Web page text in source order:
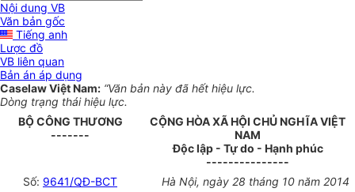
Nội dung VB
Văn bản gốc
Tiếng anh
Lược đồ
VB liên quan
Bản án áp dụng
Caselaw Việt Nam: “Văn bản này đã hết hiệu lực.
Dòng trạng thái hiệu lực.
BỘ CÔNG THƯƠNG
-------
CỘNG HÒA XÃ HỘI CHỦ NGHĨA VIỆT
NAM
Độc lập - Tự do - Hạnh phúc
---------------
Số: 9641/QĐ-BCT Hà Nội, ngày 28 tháng 10 năm 2014